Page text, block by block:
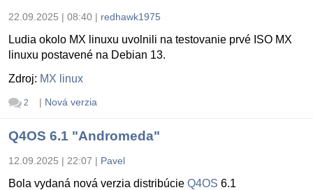
22.09.2025 | 08:40 | redhawk1975
Ludia okolo MX linuxu uvolnili na testovanie prvé ISO MX
linuxu postavené na Debian 13.
Zdroj: MX linux
2 | Nová verzia
Q4OS 6.1 "Andromeda"
12.09.2025 | 22:07 | Pavel
Bola vydaná nová verzia distribúcie Q4OS 6.1